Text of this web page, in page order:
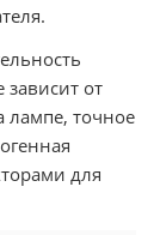
зависит от
точное
для